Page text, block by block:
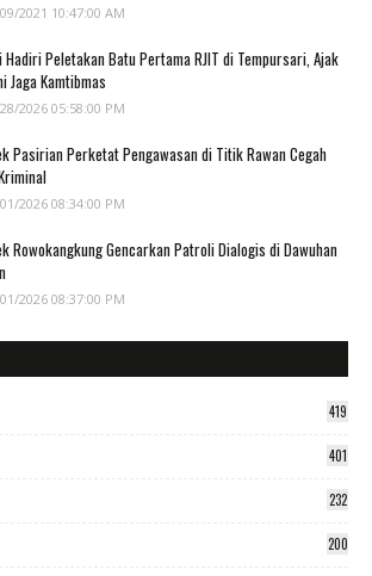
2021 10:47:00 AM
Hadiri Peletakan Batu Pertama RJIT di Tempursari, Ajak
Jaga Kamtibmas
2026 05:58:00 PM
Pasirian Perketat Pengawasan di Titik Rawan Cegah
2026 08:34:00 PM
Rowokangkung Gencarkan Patroli Dialogis di Dawuhan
2026 08:37:00 PM
419
401
232
200